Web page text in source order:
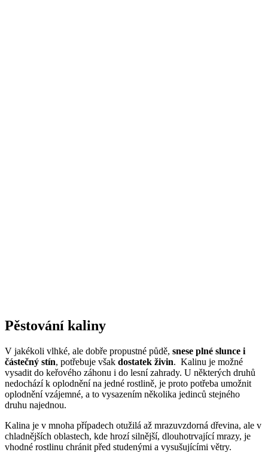
Pěstování kaliny
V jakékoli vlhké, ale dobře propustné půdě, snese plné slunce i
částečný stín, potřebuje však dostatek živin. Kalinu je možné
vysadit do keřového záhonu i do lesní zahrady. U některých druhů
nedochází k oplodnění na jedné rostlině, je proto potřeba umožnit
oplodnění vzájemné, a to vysazením několika jedinců stejného
druhu najednou.
Kalina je v mnoha případech otužilá až mrazuvzdorná dřevina, ale v
chladnějších oblastech, kde hrozí silnější, dlouhotrvající mrazy, je
vhodné rostlinu chránit před studenými a vysušujícími větry.